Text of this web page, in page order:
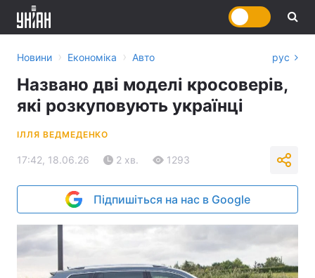
Новини › Економіка › Авто рус
Названо дві моделі кросоверів,
які розкуповують українці
ІЛЛЯ ВЕДМЕДЕНКО
17:42, 18.06.26 2 хв. 1293
Підпишіться на нас в Google